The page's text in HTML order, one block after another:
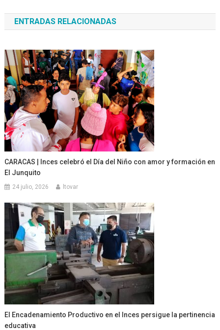
de
entradas
ENTRADAS RELACIONADAS
CARACAS | Inces celebró el Día del Niño con amor y formación en
El Junquito
24 julio, 2026 ltovar
El Encadenamiento Productivo en el Inces persigue la pertinencia
educativa